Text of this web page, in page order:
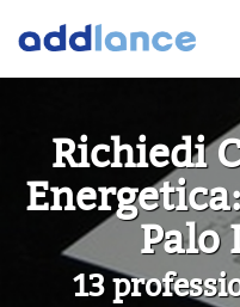
Richiedi
Palo
13